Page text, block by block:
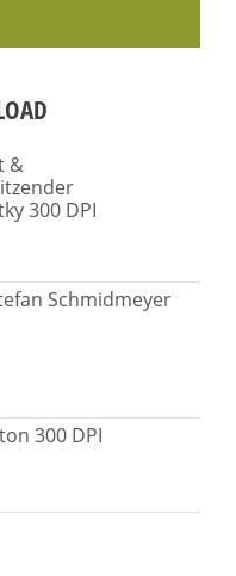
&
300 DPI
Schmidmeyer
300 DPI